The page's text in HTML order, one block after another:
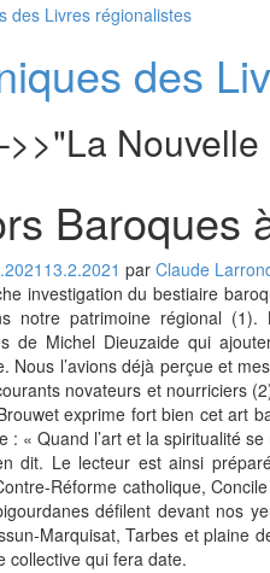
des
Baroques
13.2.2021 par Claude
investigation du bestiaire
notre patrimoine régional
de Michel Dieuzaide qui
Nous l’avions déjà perçue et
novateurs et nourriciers
exprime fort bien cet art
: « Quand l’art et la spiritualité
dit. Le lecteur est ainsi
Réforme catholique,
défilent devant nos
Marquisat, Tarbes et plaine
qui fera date.